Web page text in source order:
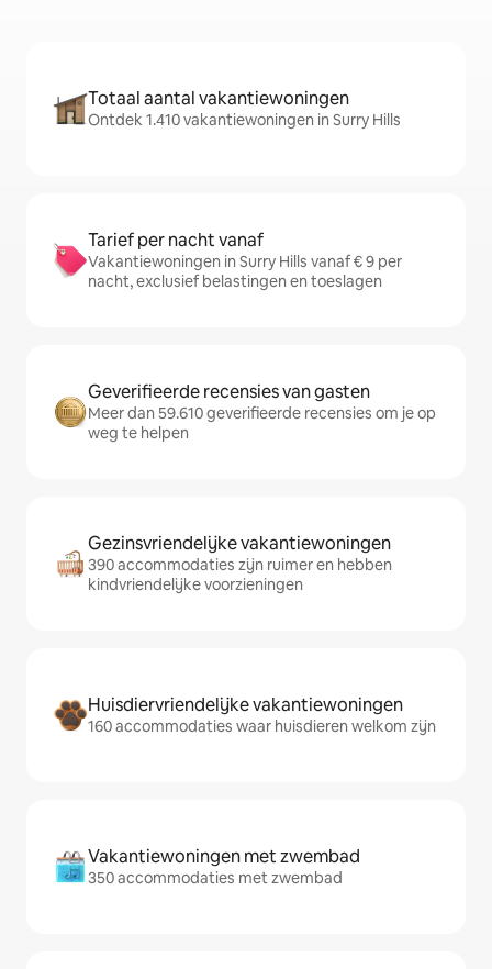
Totaal aantal vakantiewoningen
Ontdek 1.410 vakantiewoningen in Surry Hills
Tarief per nacht vanaf
Vakantiewoningen in Surry Hills vanaf € 9 per
nacht, exclusief belastingen en toeslagen
Geverifieerde recensies van gasten
Meer dan 59.610 geverifieerde recensies om je op
weg te helpen
Gezinsvriendelijke vakantiewoningen
390 accommodaties zijn ruimer en hebben
kindvriendelijke voorzieningen
Huisdiervriendelijke vakantiewoningen
160 accommodaties waar huisdieren welkom zijn
Vakantiewoningen met zwembad
350 accommodaties met zwembad